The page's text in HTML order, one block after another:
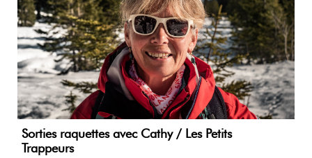
Sorties raquettes avec Cathy / Les Petits
Trappeurs